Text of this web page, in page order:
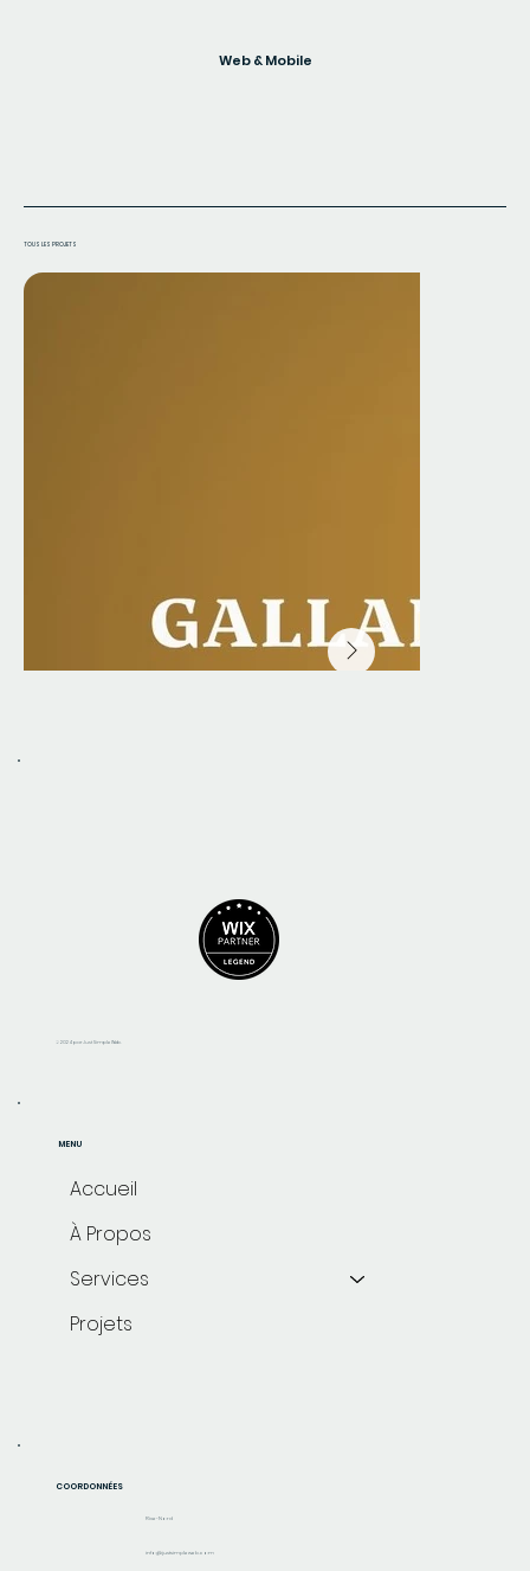
Web & Mobile
TOUS LES PROJETS
© 2024 par Just Simple Web.
COORDONNÉES
Rive-Nord
info@justsimpleweb.com
MENU
Accueil
À Propos
Services
Projets